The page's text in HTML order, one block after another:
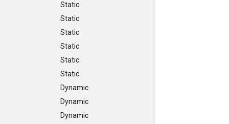
Static
Static
Static
Static
Static
Static
Dynamic
Dynamic
Dynamic